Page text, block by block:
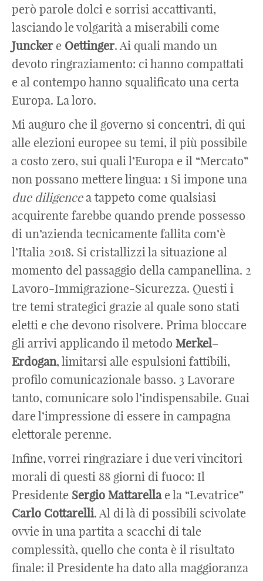
però parole dolci e sorrisi accattivanti,
lasciando le volgarità a miserabili come
Junckere Oettinger. Ai quali mando un
devoto ringraziamento: ci hanno compattati
e al contempo hanno squalificato una certa
Europa. La loro.
Mi auguro che il governo si concentri, di qui
alle elezioni europee su temi, il più possibile
a costo zero, sui quali l’Europa e il “Mercato”
non possano mettere lingua: 1 Si impone una
due diligencea tappeto come qualsiasi
acquirente farebbe quando prende possesso
di un’azienda tecnicamente fallita com’è
l’Italia 2018. Si cristallizzi la situazione al
momento del passaggio della campanellina. 2
Lavoro-Immigrazione-Sicurezza. Questi i
tre temi strategici grazie al quale sono stati
eletti e che devono risolvere. Prima bloccare
gli arrivi applicando il metodo Merkel–
Erdogan, limitarsi alle espulsioni fattibili,
profilo comunicazionale basso. 3 Lavorare
tanto, comunicare solo l’indispensabile. Guai
dare l’impressione di essere in campagna
elettorale perenne.
Infine, vorrei ringraziare i due veri vincitori
morali di questi 88 giorni di fuoco: Il
Presidente Sergio Mattarellae la “Levatrice”
Carlo Cottarelli. Al di là di possibili scivolate
ovvie in una partita a scacchi di tale
complessità, quello che conta è il risultato
finale: il Presidente ha dato alla maggioranza